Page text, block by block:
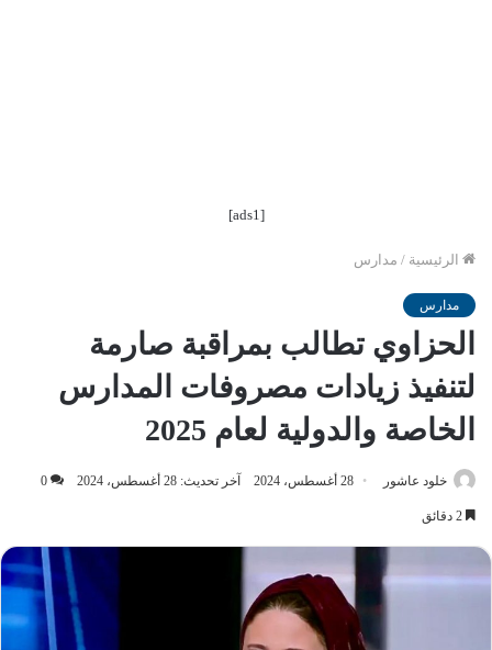
[ads1]
الرئيسية / مدارس
مدارس
الحزاوي تطالب بمراقبة صارمة
لتنفيذ زيادات مصروفات المدارس
الخاصة والدولية لعام 2025
خلود عاشور 28 أغسطس، 2024 آخر تحديث: 28 أغسطس، 2024 0